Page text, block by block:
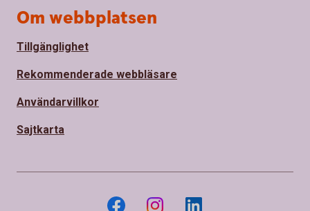
Om webbplatsen
Tillgänglighet
Rekommenderade webbläsare
Användarvillkor
Sajtkarta